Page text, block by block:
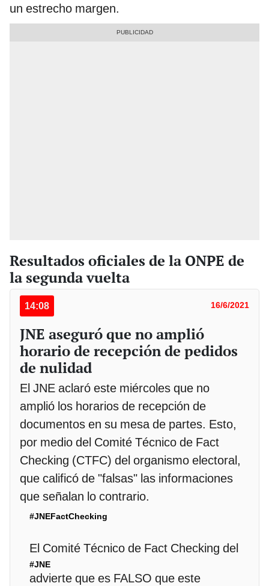
un estrecho margen.
Resultados oficiales de la ONPE de
la segunda vuelta
14:08 16/6/2021
JNE aseguró que no amplió
horario de recepción de pedidos
de nulidad
El JNE aclaró este miércoles que no
amplió los horarios de recepción de
documentos en su mesa de partes. Esto,
por medio del Comité Técnico de Fact
Checking (CTFC) del organismo electoral,
que calificó de "falsas" las informaciones
que señalan lo contrario.
#JNEFactChecking
El Comité Técnico de Fact Checking del
#JNE
advierte que es FALSO que este